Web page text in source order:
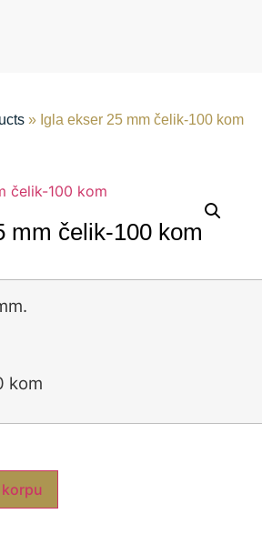
» Igla ekser 25 mm čelik-100 kom
mm čelik-100 kom
kom